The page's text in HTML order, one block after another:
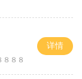
８８８
详情